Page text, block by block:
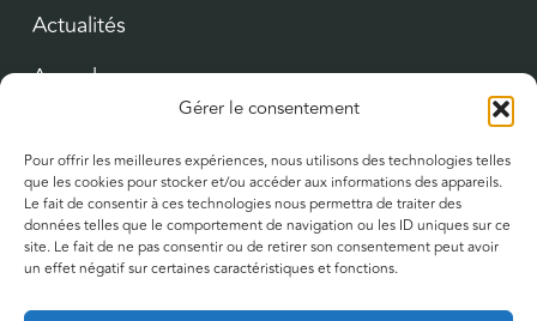
Gérer le consentement
Pour offrir les meilleures expériences, nous utilisons des technologies telles
que les cookies pour stocker et/ou accéder aux informations des appareils.
Le fait de consentir à ces technologies nous permettra de traiter des
données telles que le comportement de navigation ou les ID uniques sur ce
site. Le fait de ne pas consentir ou de retirer son consentement peut avoir
un effet négatif sur certaines caractéristiques et fonctions.
Actualités
Agenda
Suivez-nous
YouTube